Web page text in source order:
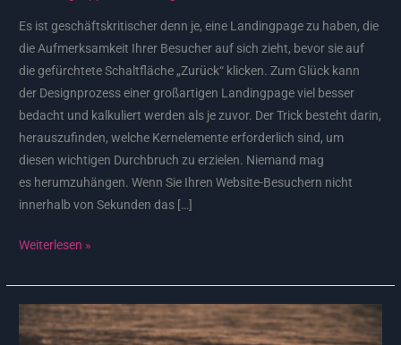
Es ist geschäftskritischer denn je, eine Landingpage zu haben, die
die Aufmerksamkeit Ihrer Besucher auf sich zieht, bevor sie auf
die gefürchtete Schaltfläche „Zurück“ klicken. Zum Glück kann
der Designprozess einer großartigen Landingpage viel besser
bedacht und kalkuliert werden als je zuvor. Der Trick besteht darin,
herauszufinden, welche Kernelemente erforderlich sind, um
diesen wichtigen Durchbruch zu erzielen. Niemand mag
es herumzuhängen. Wenn Sie Ihren Website-Besuchern nicht
innerhalb von Sekunden das […]
Weiterlesen »
Marketing
durch